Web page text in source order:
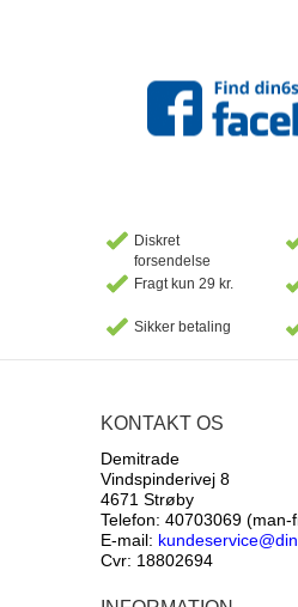
Diskret
forsendelse
Fragt kun 29 kr.
Sikker betaling
KONTAKT OS
Demitrade
Vindspinderivej 8
4671 Strøby
Telefon: 40703069 (man-
E-mail:
Cvr: 18802694